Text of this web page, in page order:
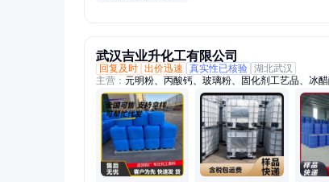
武汉吉业升化工有限公司
回复及时 出价迅速 真实性已核验 湖北武汉
主营： 元明粉、丙酸钙、玻璃粉、固化剂工艺品、冰
浮选油、草酸铵、生石灰、硅酸钠、单宁酸、胶泥粉
石、二萘酚、促进剂、熟石灰、三甘醇、大豆蜡、泡花
石英砂、丙二醇、edta四钠、edta二钠、维生素b1